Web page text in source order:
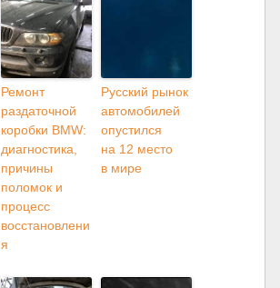
Ремонт
раздаточной
коробки BMW:
диагностика,
причины
поломок и
процесс
восстановлени
я
Русский рынок
автомобилей
опустился
на 12 место
в мире